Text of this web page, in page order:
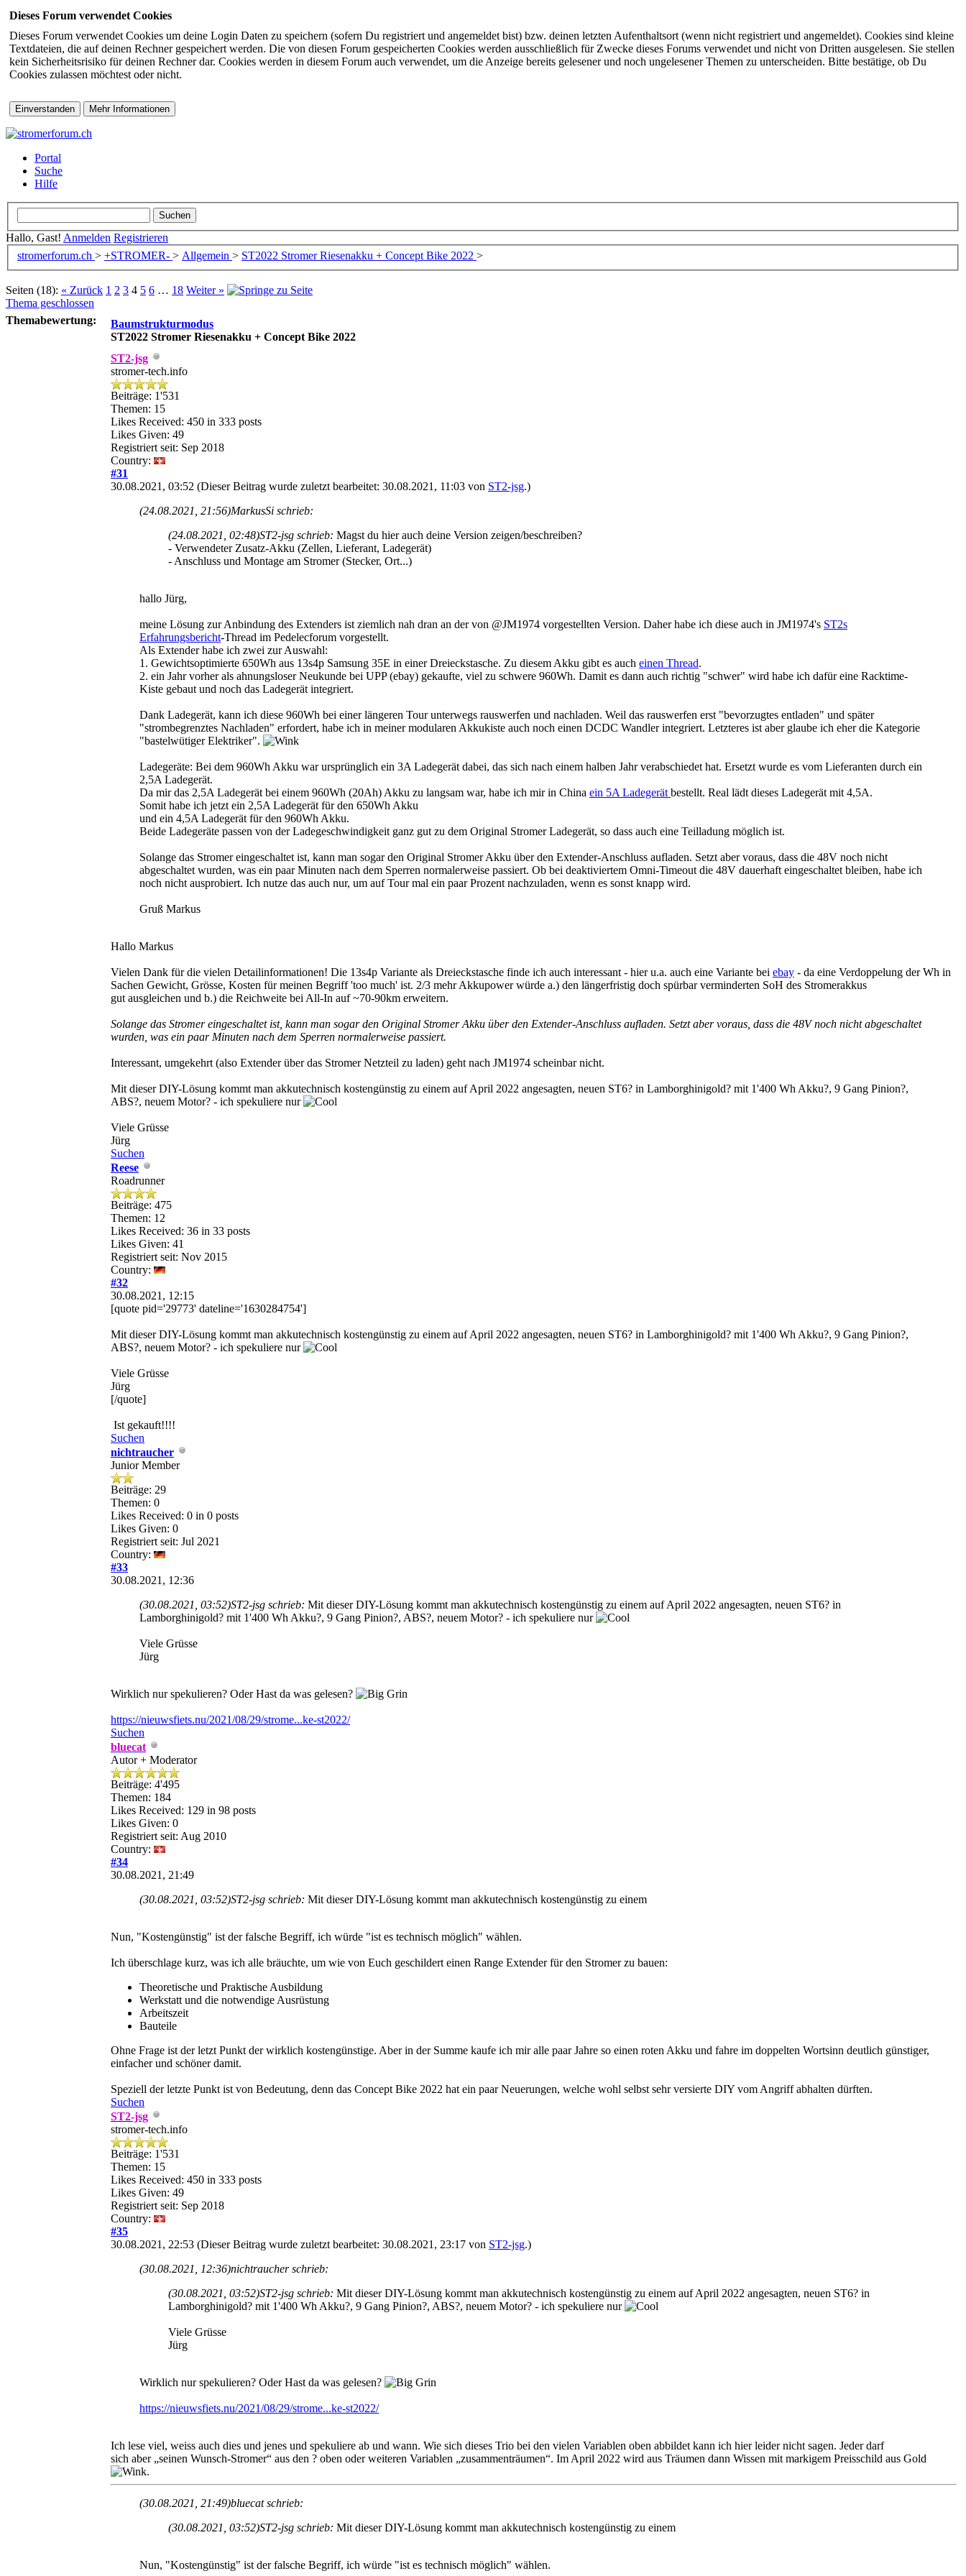
Dieses Forum verwendet Cookies
Dieses Forum verwendet Cookies um deine Login Daten zu speichern (sofern Du registriert und angemeldet bist) bzw. deinen letzten Aufenthaltsort (wenn nicht registriert und angemeldet). Cookies sind kleine
Textdateien, die auf deinen Rechner gespeichert werden. Die von diesen Forum gespeicherten Cookies werden ausschließlich für Zwecke dieses Forums verwendet und nicht von Dritten ausgelesen. Sie stellen
kein Sicherheitsrisiko für deinen Rechner dar. Cookies werden in diesem Forum auch verwendet, um die Anzeige bereits gelesener und noch ungelesener Themen zu unterscheiden. Bitte bestätige, ob Du
Cookies zulassen möchtest oder nicht.
Portal
Suche
Hilfe
Hallo, Gast! Anmelden Registrieren
stromerforum.ch > +STROMER- > Allgemein > ST2022 Stromer Riesenakku + Concept Bike 2022 >
Seiten (18): « Zurück 1 2 3 4 5 6 … 18 Weiter »
Thema geschlossen
Themabewertung:
Baumstrukturmodus
ST2022 Stromer Riesenakku + Concept Bike 2022
ST2-jsg
stromer-tech.info
Beiträge: 1'531
Themen: 15
Likes Received: 450 in 333 posts
Likes Given: 49
Registriert seit: Sep 2018
Country:
#31
30.08.2021, 03:52 (Dieser Beitrag wurde zuletzt bearbeitet: 30.08.2021, 11:03 von ST2-jsg.)
(24.08.2021, 21:56)MarkusSi schrieb:
(24.08.2021, 02:48)ST2-jsg schrieb: Magst du hier auch deine Version zeigen/beschreiben?
- Verwendeter Zusatz-Akku (Zellen, Lieferant, Ladegerät)
- Anschluss und Montage am Stromer (Stecker, Ort...)
hallo Jürg,
meine Lösung zur Anbindung des Extenders ist ziemlich nah dran an der von @JM1974 vorgestellten Version. Daher habe ich diese auch in JM1974's ST2s
Erfahrungsbericht-Thread im Pedelecforum vorgestellt.
Als Extender habe ich zwei zur Auswahl:
1. Gewichtsoptimierte 650Wh aus 13s4p Samsung 35E in einer Dreieckstasche. Zu diesem Akku gibt es auch einen Thread.
2. ein Jahr vorher als ahnungsloser Neukunde bei UPP (ebay) gekaufte, viel zu schwere 960Wh. Damit es dann auch richtig "schwer" wird habe ich dafür eine Racktime-
Kiste gebaut und noch das Ladegerät integriert.
Dank Ladegerät, kann ich diese 960Wh bei einer längeren Tour unterwegs rauswerfen und nachladen. Weil das rauswerfen erst "bevorzugtes entladen" und später
"strombegrenztes Nachladen" erfordert, habe ich in meiner modularen Akkukiste auch noch einen DCDC Wandler integriert. Letzteres ist aber glaube ich eher die Kategorie
"bastelwütiger Elektriker".
Ladegeräte: Bei dem 960Wh Akku war ursprünglich ein 3A Ladegerät dabei, das sich nach einem halben Jahr verabschiedet hat. Ersetzt wurde es vom Lieferanten durch ein
2,5A Ladegerät.
Da mir das 2,5A Ladegerät bei einem 960Wh (20Ah) Akku zu langsam war, habe ich mir in China ein 5A Ladegerät bestellt. Real lädt dieses Ladegerät mit 4,5A.
Somit habe ich jetzt ein 2,5A Ladegerät für den 650Wh Akku
und ein 4,5A Ladegerät für den 960Wh Akku.
Beide Ladegeräte passen von der Ladegeschwindigkeit ganz gut zu dem Original Stromer Ladegerät, so dass auch eine Teilladung möglich ist.
Solange das Stromer eingeschaltet ist, kann man sogar den Original Stromer Akku über den Extender-Anschluss aufladen. Setzt aber voraus, dass die 48V noch nicht
abgeschaltet wurden, was ein paar Minuten nach dem Sperren normalerweise passiert. Ob bei deaktiviertem Omni-Timeout die 48V dauerhaft eingeschaltet bleiben, habe ich
noch nicht ausprobiert. Ich nutze das auch nur, um auf Tour mal ein paar Prozent nachzuladen, wenn es sonst knapp wird.
Gruß Markus
Hallo Markus
Vielen Dank für die vielen Detailinformationen! Die 13s4p Variante als Dreieckstasche finde ich auch interessant - hier u.a. auch eine Variante bei ebay - da eine Verdoppelung der Wh in
Sachen Gewicht, Grösse, Kosten für meinen Begriff 'too much' ist. 2/3 mehr Akkupower würde a.) den längerfristig doch spürbar verminderten SoH des Stromerakkus
gut ausgleichen und b.) die Reichweite bei All-In auf ~70-90km erweitern.
Solange das Stromer eingeschaltet ist, kann man sogar den Original Stromer Akku über den Extender-Anschluss aufladen. Setzt aber voraus, dass die 48V noch nicht abgeschaltet
wurden, was ein paar Minuten nach dem Sperren normalerweise passiert.
Interessant, umgekehrt (also Extender über das Stromer Netzteil zu laden) geht nach JM1974 scheinbar nicht.
Mit dieser DIY-Lösung kommt man akkutechnisch kostengünstig zu einem auf April 2022 angesagten, neuen ST6? in Lamborghinigold? mit 1'400 Wh Akku?, 9 Gang Pinion?,
ABS?, neuem Motor? - ich spekuliere nur
Viele Grüsse
Jürg
Suchen
Reese
Roadrunner
Beiträge: 475
Themen: 12
Likes Received: 36 in 33 posts
Likes Given: 41
Registriert seit: Nov 2015
Country:
#32
30.08.2021, 12:15
[quote pid='29773' dateline='1630284754']
Mit dieser DIY-Lösung kommt man akkutechnisch kostengünstig zu einem auf April 2022 angesagten, neuen ST6? in Lamborghinigold? mit 1'400 Wh Akku?, 9 Gang Pinion?,
ABS?, neuem Motor? - ich spekuliere nur
Viele Grüsse
Jürg
[/quote]
Ist gekauft!!!!
Suchen
nichtraucher
Junior Member
Beiträge: 29
Themen: 0
Likes Received: 0 in 0 posts
Likes Given: 0
Registriert seit: Jul 2021
Country:
#33
30.08.2021, 12:36
(30.08.2021, 03:52)ST2-jsg schrieb: Mit dieser DIY-Lösung kommt man akkutechnisch kostengünstig zu einem auf April 2022 angesagten, neuen ST6? in
Lamborghinigold? mit 1'400 Wh Akku?, 9 Gang Pinion?, ABS?, neuem Motor? - ich spekuliere nur
Viele Grüsse
Jürg
Wirklich nur spekulieren? Oder Hast da was gelesen?
https://nieuwsfiets.nu/2021/08/29/strome...ke-st2022/
Suchen
bluecat
Autor + Moderator
Beiträge: 4'495
Themen: 184
Likes Received: 129 in 98 posts
Likes Given: 0
Registriert seit: Aug 2010
Country:
#34
30.08.2021, 21:49
(30.08.2021, 03:52)ST2-jsg schrieb: Mit dieser DIY-Lösung kommt man akkutechnisch kostengünstig zu einem
Nun, "Kostengünstig" ist der falsche Begriff, ich würde "ist es technisch möglich" wählen.
Ich überschlage kurz, was ich alle bräuchte, um wie von Euch geschildert einen Range Extender für den Stromer zu bauen:
Theoretische und Praktische Ausbildung
Werkstatt und die notwendige Ausrüstung
Arbeitszeit
Bauteile
Ohne Frage ist der letzt Punkt der wirklich kostengünstige. Aber in der Summe kaufe ich mir alle paar Jahre so einen roten Akku und fahre im doppelten Wortsinn deutlich günstiger,
einfacher und schöner damit.
Speziell der letzte Punkt ist von Bedeutung, denn das Concept Bike 2022 hat ein paar Neuerungen, welche wohl selbst sehr versierte DIY vom Angriff abhalten dürften.
Suchen
ST2-jsg
stromer-tech.info
Beiträge: 1'531
Themen: 15
Likes Received: 450 in 333 posts
Likes Given: 49
Registriert seit: Sep 2018
Country:
#35
30.08.2021, 22:53 (Dieser Beitrag wurde zuletzt bearbeitet: 30.08.2021, 23:17 von ST2-jsg.)
(30.08.2021, 12:36)nichtraucher schrieb:
(30.08.2021, 03:52)ST2-jsg schrieb: Mit dieser DIY-Lösung kommt man akkutechnisch kostengünstig zu einem auf April 2022 angesagten, neuen ST6? in
Lamborghinigold? mit 1'400 Wh Akku?, 9 Gang Pinion?, ABS?, neuem Motor? - ich spekuliere nur
Viele Grüsse
Jürg
Wirklich nur spekulieren? Oder Hast da was gelesen?
https://nieuwsfiets.nu/2021/08/29/strome...ke-st2022/
Ich lese viel, weiss auch dies und jenes und spekuliere ab und wann. Wie sich dieses Trio bei den vielen Variablen oben abbildet kann ich hier leider nicht sagen. Jeder darf
sich aber „seinen Wunsch-Stromer“ aus den ? oben oder weiteren Variablen „zusammenträumen“. Im April 2022 wird aus Träumen dann Wissen mit markigem Preisschild aus Gold
.
(30.08.2021, 21:49)bluecat schrieb:
(30.08.2021, 03:52)ST2-jsg schrieb: Mit dieser DIY-Lösung kommt man akkutechnisch kostengünstig zu einem
Nun, "Kostengünstig" ist der falsche Begriff, ich würde "ist es technisch möglich" wählen.